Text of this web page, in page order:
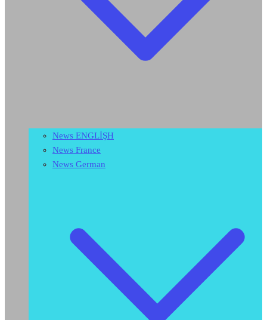
News ENGLİŞH
News France
News German